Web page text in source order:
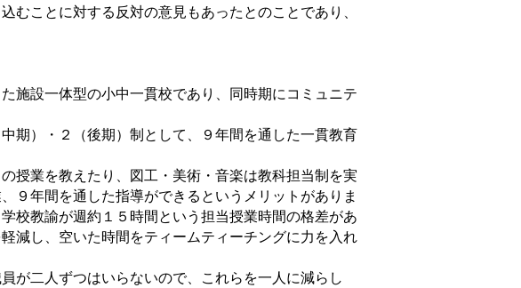
むことに対する反対の意見もあったとのことであり、
施設一体型の小中一貫校であり、同時期にコミュニテ
期）・２（後期）制として、９年間を通した一貫教育
授業を教えたり、図工・美術・音楽は教科担当制を実
９年間を通した指導ができるというメリットがありま
校教諭が週約１５時間という担当授業時間の格差があ
減し、空いた時間をティームティーチングに力を入れ
が二人ずつはいらないので、これらを一人に減らし